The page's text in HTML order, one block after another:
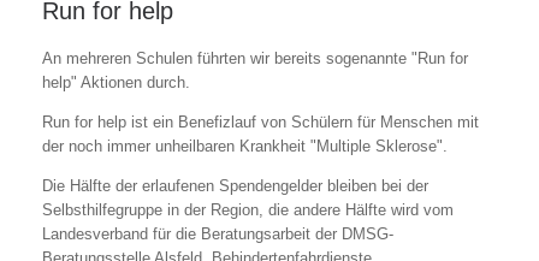
Run for help
An mehreren Schulen führten wir bereits sogenannte "Run for
help" Aktionen durch.
Run for help ist ein Benefizlauf von Schülern für Menschen mit
der noch immer unheilbaren Krankheit "Multiple Sklerose".
Die Hälfte der erlaufenen Spendengelder bleiben bei der
Selbsthilfegruppe in der Region, die andere Hälfte wird vom
Landesverband für die Beratungsarbeit der DMSG-